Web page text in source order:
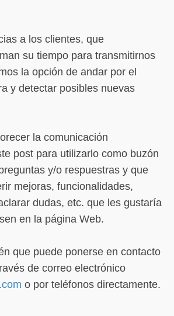
a los clientes, que
su tiempo para transmitirnos
la opción de andar por el
y detectar posibles nuevas
la comunicación
post para utilizarlo como buzón
y/o respuestras y que
mejoras, funcionalidades,
dudas, etc. que les gustaría
en la página Web.
que puede ponerse en contacto
de correo electrónico
o por teléfonos directamente.